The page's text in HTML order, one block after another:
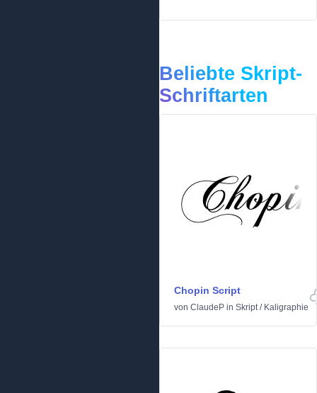
Beliebte Skript-
Schriftarten
Chopin Script
von ClaudeP in Skript/ Kaligraphie